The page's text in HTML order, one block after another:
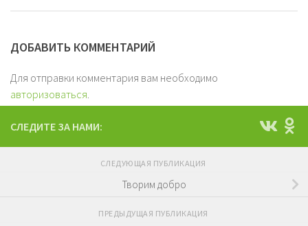
ДОБАВИТЬ КОММЕНТАРИЙ
Для отправки комментария вам необходимо
авторизоваться.
СЛЕДИТЕ ЗА НАМИ:
СЛЕДУЮЩАЯ ПУБЛИКАЦИЯ
Творим добро
ПРЕДЫДУЩАЯ ПУБЛИКАЦИЯ